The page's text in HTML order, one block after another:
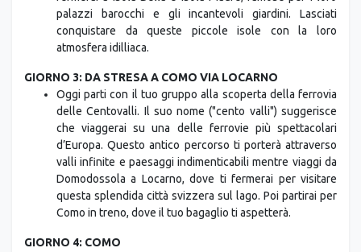
bellezze del lago e delle sue isole, le Isole Borromee. Ti
fermerai a Isola Bella e Isola Madre, famose per i loro
palazzi barocchi e gli incantevoli giardini. Lasciati
atmosfera idilliaca.
GIORNO 3: DA STRESA A COMO VIA LOCARNO
Oggi parti con il tuo gruppo alla scoperta della ferrovia
delle Centovalli. Il suo nome ("cento valli") suggerisce
che viaggerai su una delle ferrovie più spettacolari
d’Europa. Questo antico percorso ti porterà attraverso
valli infinite e paesaggi indimenticabili mentre viaggi da
Domodossola a Locarno, dove ti fermerai per visitare
questa splendida città svizzera sul lago. Poi partirai per
Como in treno, dove il tuo bagaglio ti aspetterà.